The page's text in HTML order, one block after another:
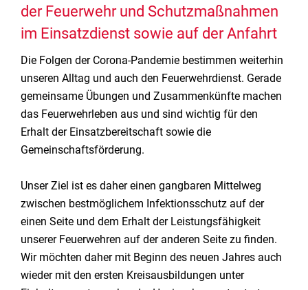
der Feuerwehr und Schutzmaßnahmen
im Einsatzdienst sowie auf der Anfahrt
Die Folgen der Corona-Pandemie bestimmen weiterhin
unseren Alltag und auch den Feuerwehrdienst. Gerade
gemeinsame Übungen und Zusammenkünfte machen
das Feuerwehrleben aus und sind wichtig für den
Erhalt der Einsatzbereitschaft sowie die
Gemeinschaftsförderung.
Unser Ziel ist es daher einen gangbaren Mittelweg
zwischen bestmöglichem Infektionsschutz auf der
einen Seite und dem Erhalt der Leistungsfähigkeit
unserer Feuerwehren auf der anderen Seite zu finden.
Wir möchten daher mit Beginn des neuen Jahres auch
wieder mit den ersten Kreisausbildungen unter